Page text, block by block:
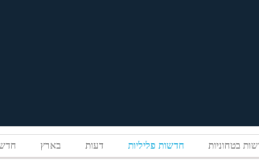
בטחוניות חדשות פליליות דעות בארץ